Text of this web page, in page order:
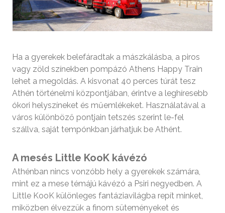
Ha a gyerekek belefáradtak a mászkálásba, a piros
vagy zöld színekben pompázó Athens Happy Train
lehet a megoldás. A kisvonat 40 perces túrát tesz
Athén történelmi központjában, érintve a leghíresebb
ókori helyszíneket és műemlékeket. Használatával a
város különböző pontjain tetszés szerint le-fel
szállva, saját tempónkban járhatjuk be Athént.
A mesés Little KooK kávézó
Athénban nincs vonzóbb hely a gyerekek számára,
mint ez a mese témájú kávézó a Psiri negyedben. A
Little KooK különleges fantáziavilágba repít minket,
miközben élvezzük a finom süteményeket és